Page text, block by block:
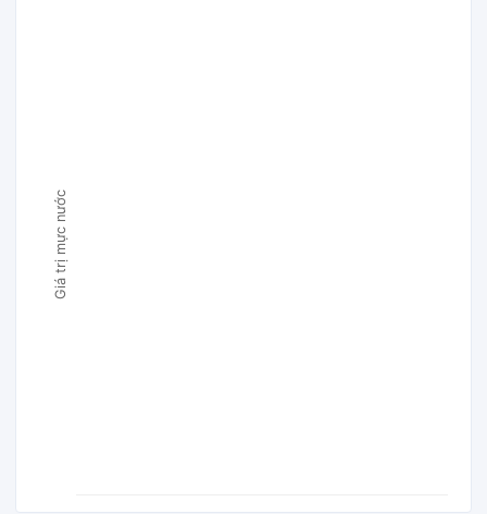
Giá trị mực nước